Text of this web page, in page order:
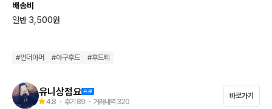
중히 결제 부탁드립니다*
배송문의 답변드리지않습니다.
따로 송장 드리지 않습니다.
-------------------------------------
5만원이상 무료배송
배송비
일반 3,500원
#언더아머 #야구후드 #후드티
유니상점요
4.8 ・ 후기 89 ・ 거래내역 320
바로가기